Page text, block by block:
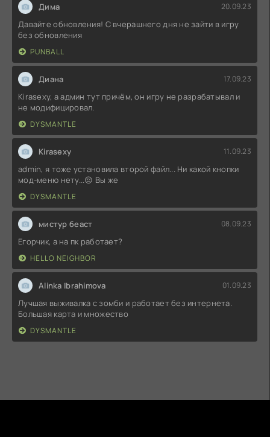
Дима 20.09.23
Давайте обновления! С вчерашнего дня не зайти в игру
без обновления
PUNBALL
Диана 17.09.23
Kirasexy, а админ тут причём, он игру не разрабатывал и
не модифицировал.
DYSMANTLE
Kirasexy 11.09.23
admin, я тоже установила второй файл... Ни какой кнопки
мод-меню нету...😔 Вы же
DYSMANTLE
мистур беаст 08.09.23
Егорчик, а на пк работает?
HELLO NEIGHBOR
Alinka Ibrahimova 01.09.23
Лучшая выживалка с зомби и работает без интернета.
Большая карта и множество
DYSMANTLE